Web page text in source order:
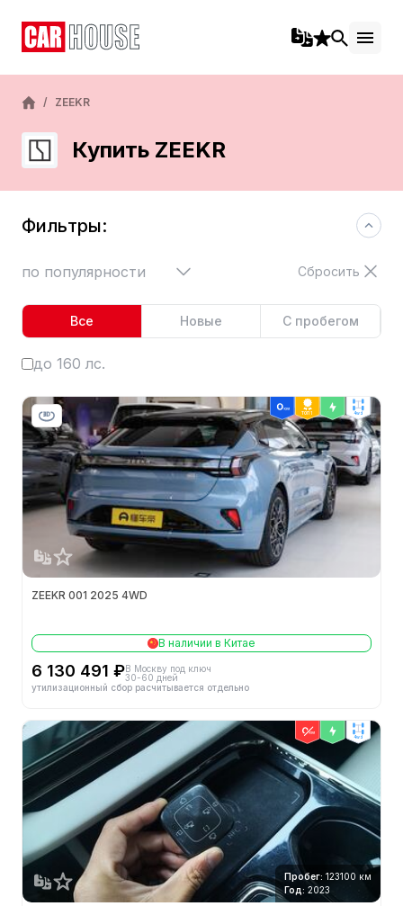
/ ZEEKR
Купить ZEEKR
Фильтры:
Все Новые С пробегом
до 160 лс.
по популярности Сбросить
ТОП 1 4wd
ZEEKR 001 2025 4WD
В наличии в Китае
6 130 491 ₽В Москву под ключ
30-60 дней
утилизационный сбор расчитывается отдельно
4wd
Пробег: 123100 км
Год: 2023